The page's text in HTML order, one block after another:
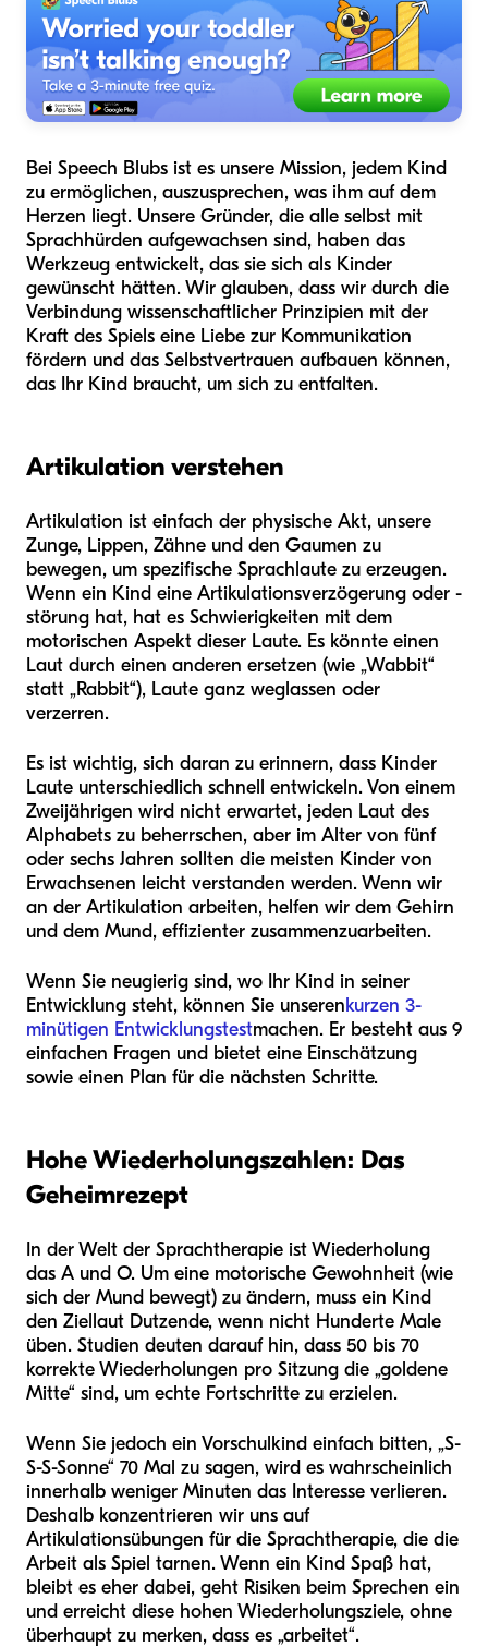
Bei Speech Blubs ist es unsere Mission, jedem Kind
zu ermöglichen, auszusprechen, was ihm auf dem
Herzen liegt. Unsere Gründer, die alle selbst mit
Sprachhürden aufgewachsen sind, haben das
Werkzeug entwickelt, das sie sich als Kinder
gewünscht hätten. Wir glauben, dass wir durch die
Verbindung wissenschaftlicher Prinzipien mit der
Kraft des Spiels eine Liebe zur Kommunikation
fördern und das Selbstvertrauen aufbauen können,
das Ihr Kind braucht, um sich zu entfalten.
Artikulation verstehen
Artikulation ist einfach der physische Akt, unsere
Zunge, Lippen, Zähne und den Gaumen zu
bewegen, um spezifische Sprachlaute zu erzeugen.
Wenn ein Kind eine Artikulationsverzögerung oder -
störung hat, hat es Schwierigkeiten mit dem
motorischen Aspekt dieser Laute. Es könnte einen
Laut durch einen anderen ersetzen (wie „Wabbit“
statt „Rabbit“), Laute ganz weglassen oder
verzerren.
Es ist wichtig, sich daran zu erinnern, dass Kinder
Laute unterschiedlich schnell entwickeln. Von einem
Zweijährigen wird nicht erwartet, jeden Laut des
Alphabets zu beherrschen, aber im Alter von fünf
oder sechs Jahren sollten die meisten Kinder von
Erwachsenen leicht verstanden werden. Wenn wir
an der Artikulation arbeiten, helfen wir dem Gehirn
und dem Mund, effizienter zusammenzuarbeiten.
Wenn Sie neugierig sind, wo Ihr Kind in seiner
Entwicklung steht, können Sie unserenkurzen 3-
minütigen Entwicklungstestmachen. Er besteht aus 9
einfachen Fragen und bietet eine Einschätzung
sowie einen Plan für die nächsten Schritte.
Hohe Wiederholungszahlen: Das
Geheimrezept
In der Welt der Sprachtherapie ist Wiederholung
das A und O. Um eine motorische Gewohnheit (wie
sich der Mund bewegt) zu ändern, muss ein Kind
den Ziellaut Dutzende, wenn nicht Hunderte Male
üben. Studien deuten darauf hin, dass 50 bis 70
korrekte Wiederholungen pro Sitzung die „goldene
Mitte“ sind, um echte Fortschritte zu erzielen.
Wenn Sie jedoch ein Vorschulkind einfach bitten, „S-
S-S-Sonne“ 70 Mal zu sagen, wird es wahrscheinlich
innerhalb weniger Minuten das Interesse verlieren.
Deshalb konzentrieren wir uns auf
Artikulationsübungen für die Sprachtherapie, die die
Arbeit als Spiel tarnen. Wenn ein Kind Spaß hat,
bleibt es eher dabei, geht Risiken beim Sprechen ein
und erreicht diese hohen Wiederholungsziele, ohne
überhaupt zu merken, dass es „arbeitet“.